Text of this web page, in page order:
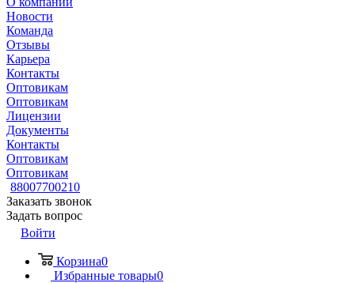
Новости
Команда
Отзывы
Карьера
Контакты
Оптовикам
Оптовикам
Лицензии
Документы
Контакты
Оптовикам
Оптовикам
88007700210
Заказать звонок
Задать вопрос
Войти
Корзина0
Избранные товары0